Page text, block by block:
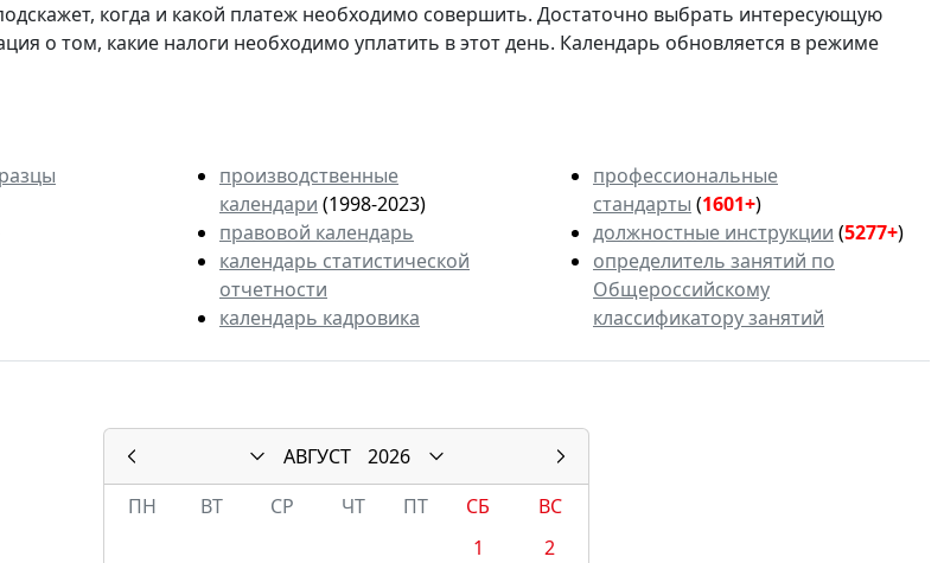
когда и какой платеж необходимо совершить. Достаточно выбрать интересующую
о том, какие налоги необходимо уплатить в этот день. Календарь обновляется в режиме
производственные
календари (1998-2023)
правовой календарь
календарь статистической
отчетности
календарь кадровика
профессиональные
стандарты (1601+)
должностные инструкции (5277+)
определитель занятий по
Общероссийскому
классификатору занятий
АВГУСТ
2026
ПН
ВТ СР ЧТ ПТ СБ
ВС
1
2